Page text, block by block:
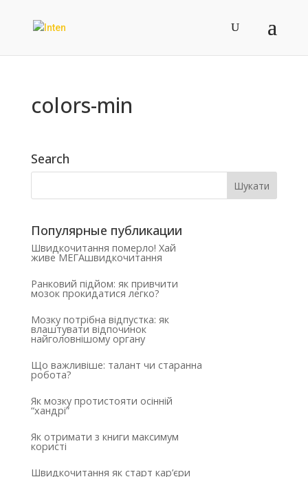
colors-min
Search
Популярные публикации
Швидкочитання померло! Хай
живе МЕГАшвидкочитання
Ранковий підйом: як привчити
мозок прокидатися легко?
Мозку потрібна відпустка: як
влаштувати відпочинок
найголовнішому органу
Що важливіше: талант чи старанна
робота?
Як мозку протистояти осінній
“хандрі”
Як отримати з книги максимум
користі
Швидкочитання як старт кар’єри